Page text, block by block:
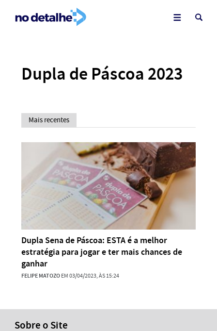
Dupla de Páscoa 2023
Mais recentes
Dupla Sena de Páscoa: ESTA é a melhor
estratégia para jogar e ter mais chances de
ganhar
FELIPE MATOZOEM 03/04/2023, ÀS 15:24
Sobre o Site